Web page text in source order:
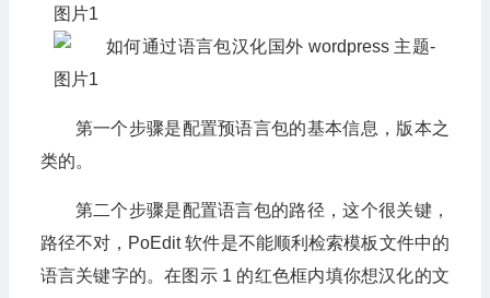
第一个步骤是配置预语言包的基本信息，版本之
类的。
第二个步骤是配置语言包的路径，这个很关键，
路径不对，PoEdit 软件是不能顺利检索模板文件中的
语言关键字的。在图示 1 的红色框内填你想汉化的文